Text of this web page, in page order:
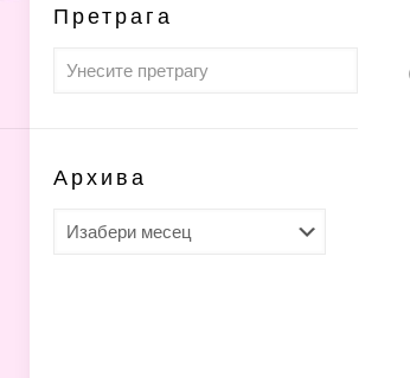
Претрага
Архива